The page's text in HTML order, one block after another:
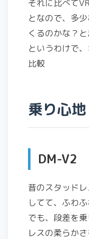
それに比べて
となので、多
くるのかな？と
というわけで
比較
乗り心地
DM-V2
昔のスタッド
してて、ふわ
でも、段差を
レスの柔らか